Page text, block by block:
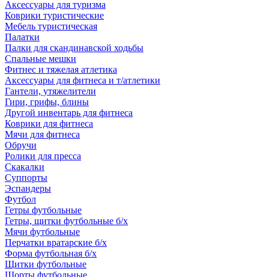
Аксессуары для туризма
Коврики туристические
Мебель туристическая
Палатки
Палки для скандинавской ходьбы
Спальные мешки
Фитнес и тяжелая атлетика
Аксессуары для фитнеса и т/атлетики
Гантели, утяжелители
Гири, грифы, блины
Другой инвентарь для фитнеса
Коврики для фитнеса
Мячи для фитнеса
Обручи
Ролики для пресса
Скакалки
Суппорты
Эспандеры
Футбол
Гетры футбольные
Гетры, щитки футбольные б/х
Мячи футбольные
Перчатки вратарские б/х
Форма футбольная б/х
Щитки футбольные
Шорты футбольные